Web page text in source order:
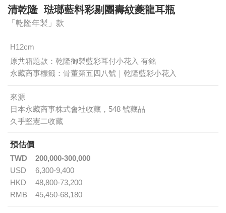
清乾隆 琺瑯藍料彩剔團壽紋夔龍耳瓶
「乾隆年製」款
H12cm
原共箱題款：乾隆御製藍彩耳付小花入 有銘
永藏商事標籤：骨董第五四八號｜乾隆藍彩小花入
來源
日本永藏商事株式會社收藏，548 號藏品
久手堅憲二收藏
預估價
TWD
200,000-300,000
USD
6,300-9,400
HKD
48,800-73,200
RMB
45,450-68,180